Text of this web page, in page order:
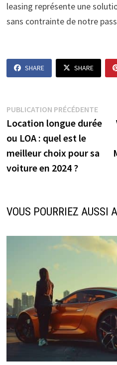
leasing représente une
sans contrainte de notre
SHARE SHARE
Navigation
de
l’article
PUBLICATION PRÉCÉDENTE
Location longue durée
ou LOA : quel est le
meilleur choix pour sa
voiture en 2024 ?
VOUS POURRIEZ AUSSI